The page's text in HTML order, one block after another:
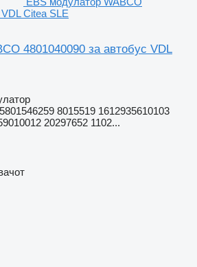
Citea SLE
4801040090 за автобус VDL
8015519 1612935610103
20297652 1102...